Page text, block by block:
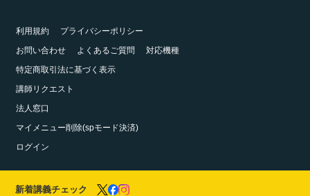
利用規約
プライバシーポリシー
お問い合わせ
よくあるご質問
対応機種
特定商取引法に基づく表示
講師リクエスト
法人窓口
マイメニュー削除(spモード決済)
ログイン
新着講義チェック